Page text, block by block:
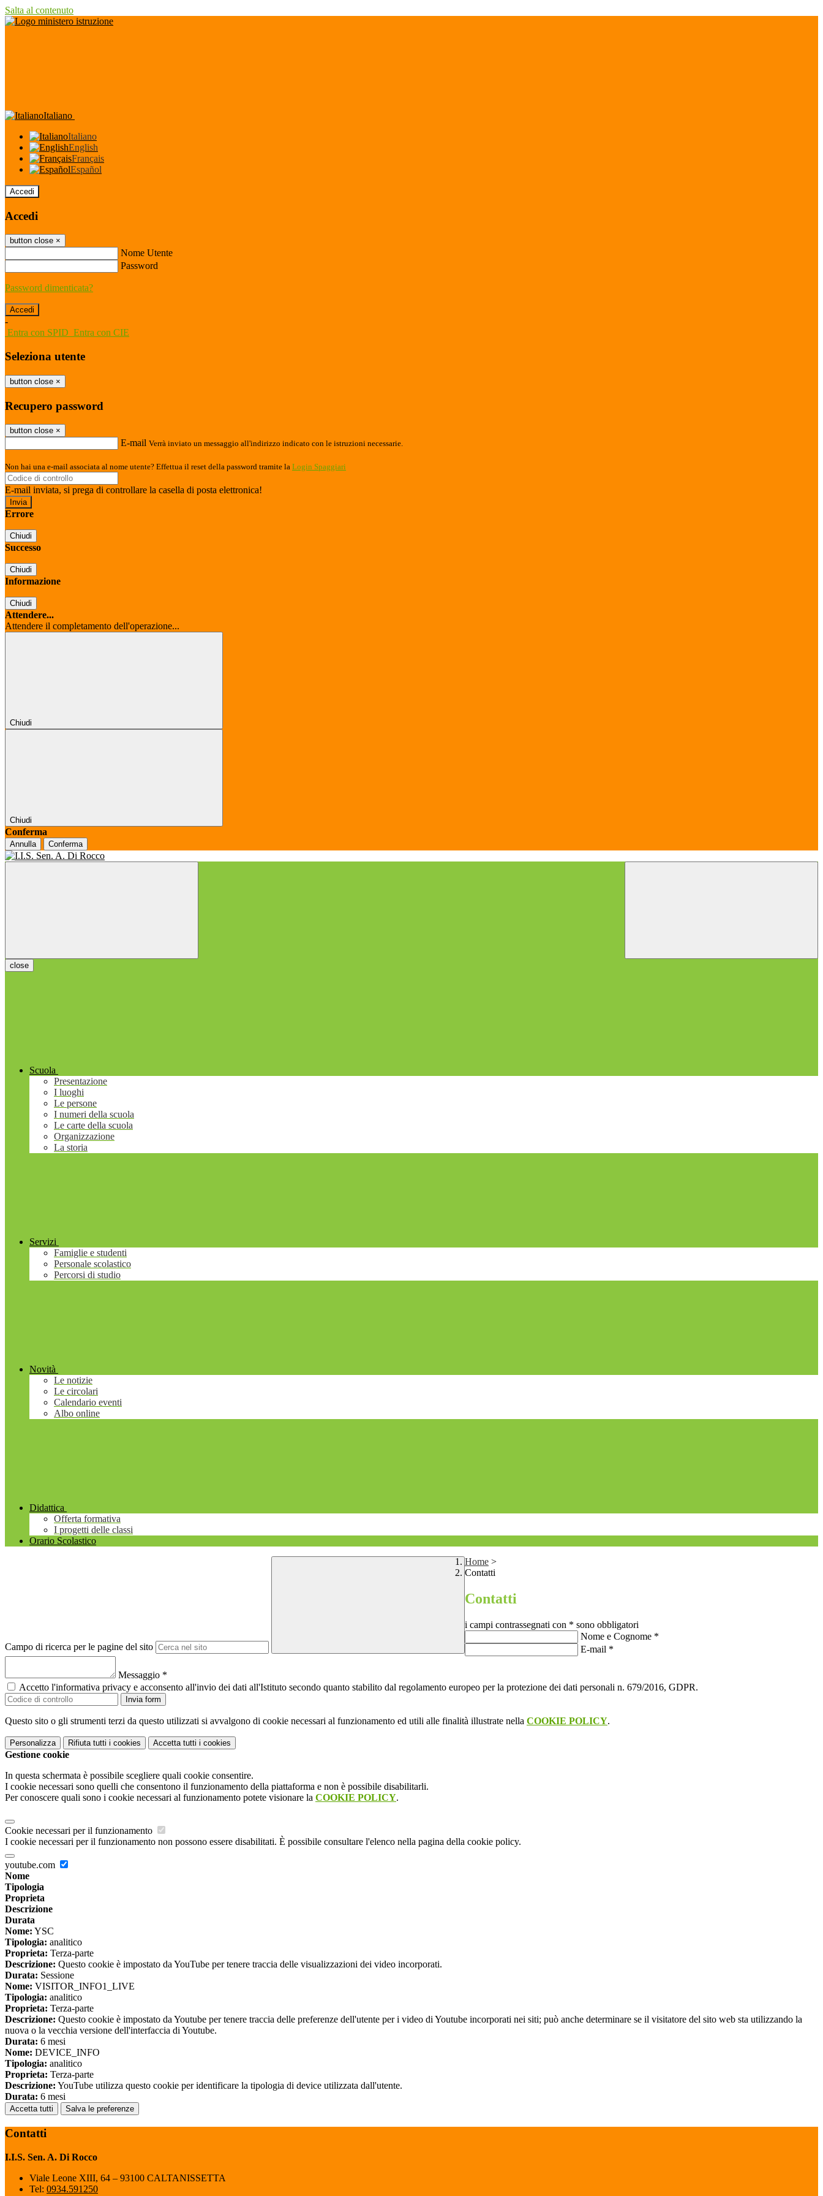
Salta al contenuto
Italiano
Italiano
English
Français
Español
Accedi
Accedi
button close ×
Nome Utente
Password
Password dimenticata?
-
Entra con SPID Entra con CIE
Seleziona utente
button close ×
Recupero password
button close ×
E-mail Verrà inviato un messaggio all'indirizzo indicato con le istruzioni necessarie.
Non hai una e-mail associata al nome utente? Effettua il reset della password tramite la Login Spaggiari
E-mail inviata, si prega di controllare la casella di posta elettronica!
Errore
Chiudi
Successo
Chiudi
Informazione
Chiudi
Attendere...
Attendere il completamento dell'operazione...
Chiudi
Chiudi
Conferma
Annulla Conferma
close
Scuola
Presentazione
I luoghi
Le persone
I numeri della scuola
Le carte della scuola
Organizzazione
La storia
Servizi
Famiglie e studenti
Personale scolastico
Percorsi di studio
Novità
Le notizie
Le circolari
Calendario eventi
Albo online
Didattica
Offerta formativa
I progetti delle classi
Orario Scolastico
Campo di ricerca per le pagine del sito
Home >
Contatti
Contatti
i campi contrassegnati con * sono obbligatori
Nome e Cognome *
E-mail *
Messaggio *
Accetto l'informativa privacy e acconsento all'invio dei dati all'Istituto secondo quanto stabilito dal regolamento europeo per la protezione dei dati personali n. 679/2016, GDPR.
Invia form
Questo sito o gli strumenti terzi da questo utilizzati si avvalgono di cookie necessari al funzionamento ed utili alle finalità illustrate nella COOKIE POLICY.
Personalizza Rifiuta tutti i cookies Accetta tutti i cookies
Gestione cookie
In questa schermata è possibile scegliere quali cookie consentire.
I cookie necessari sono quelli che consentono il funzionamento della piattaforma e non è possibile disabilitarli.
Per conoscere quali sono i cookie necessari al funzionamento potete visionare la COOKIE POLICY.
Cookie necessari per il funzionamento
I cookie necessari per il funzionamento non possono essere disabilitati. È possibile consultare l'elenco nella pagina della cookie policy.
youtube.com
Nome
Tipologia
Proprieta
Descrizione
Durata
Nome: YSC
Tipologia: analitico
Proprieta: Terza-parte
Descrizione: Questo cookie è impostato da YouTube per tenere traccia delle visualizzazioni dei video incorporati.
Durata: Sessione
Nome: VISITOR_INFO1_LIVE
Tipologia: analitico
Proprieta: Terza-parte
Descrizione: Questo cookie è impostato da Youtube per tenere traccia delle preferenze dell'utente per i video di Youtube incorporati nei siti; può anche determinare se il visitatore del sito web sta utilizzando la
nuova o la vecchia versione dell'interfaccia di Youtube.
Durata: 6 mesi
Nome: DEVICE_INFO
Tipologia: analitico
Proprieta: Terza-parte
Descrizione: YouTube utilizza questo cookie per identificare la tipologia di device utilizzata dall'utente.
Durata: 6 mesi
Accetta tutti Salva le preferenze
Contatti
I.I.S. Sen. A. Di Rocco
Viale Leone XIII, 64 – 93100 CALTANISSETTA
Tel: 0934.591250